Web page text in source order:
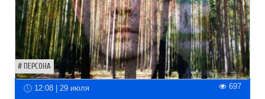
ПЕРСОНА
12:08 | 29 июля 697